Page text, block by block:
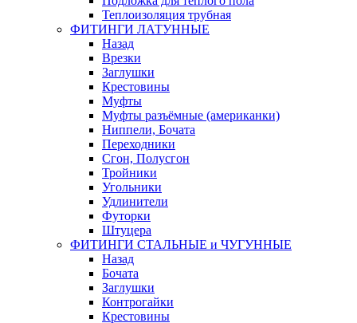
Теплоизоляция трубная
ФИТИНГИ ЛАТУННЫЕ
Назад
Врезки
Заглушки
Крестовины
Муфты
Муфты разъёмные (американки)
Ниппели, Бочата
Переходники
Сгон, Полусгон
Тройники
Угольники
Удлинители
Футорки
Штуцера
ФИТИНГИ СТАЛЬНЫЕ и ЧУГУННЫЕ
Назад
Бочата
Заглушки
Контрогайки
Крестовины